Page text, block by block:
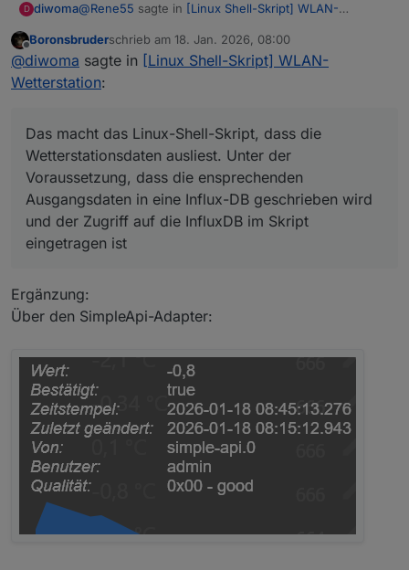
D diwoma@Rene55 sagte in [Linux Shell-Skript] WLAN-
Ich brauch noch mal ein bisschen Nachhilfe: Wer
"0_userdata.0.Wetterstation.Info.Temp_Aussen_2
den Datenpunkten bzw. deren Historisierung
rumgespielt habe. Ich kriegs nicht mehr
zusammen.😢
Das macht das Linux-Shell-Skript, dass die
Voraussetzung, dass die ensprechenden
Ausgangsdaten in eine Influx-DB geschrieben wird
und der Zugriff auf die InfluxDB im Skript eingetragen
ist
Offline
Boronsbruderschrieb am 18. Jan. 2026, 08:00
zuletzt editiert von
@diwoma sagte in [Linux Shell-Skript] WLAN-
Wetterstation:
Das macht das Linux-Shell-Skript, dass die
Wetterstationsdaten ausliest. Unter der
Voraussetzung, dass die ensprechenden
Ausgangsdaten in eine Influx-DB geschrieben wird
und der Zugriff auf die InfluxDB im Skript
eingetragen ist
Ergänzung:
Über den SimpleApi-Adapter: